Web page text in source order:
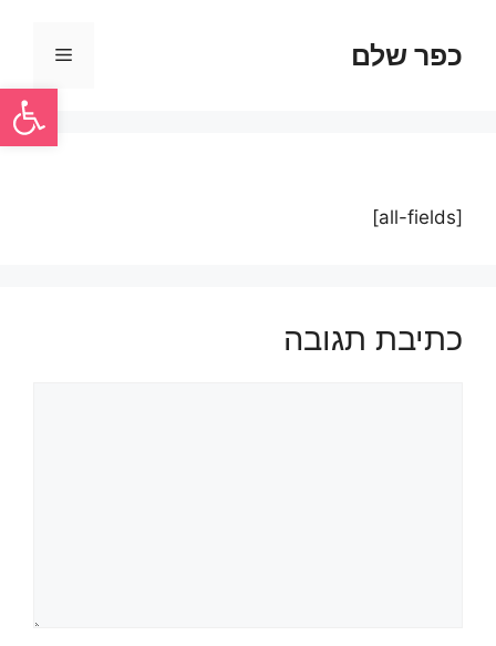
פתח
כפר שלם
[all-fields]
כתיבת תגובה